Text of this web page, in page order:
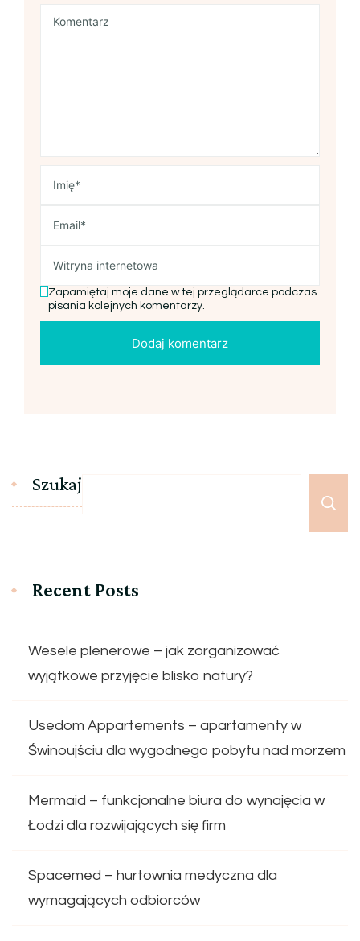
Zapamiętaj moje dane w tej przeglądarce podczas
pisania kolejnych komentarzy.
Szukaj
Recent Posts
Wesele plenerowe – jak zorganizować
wyjątkowe przyjęcie blisko natury?
Usedom Appartements – apartamenty w
Świnoujściu dla wygodnego pobytu nad morzem
Mermaid – funkcjonalne biura do wynajęcia w
Łodzi dla rozwijających się firm
Spacemed – hurtownia medyczna dla
wymagających odbiorców